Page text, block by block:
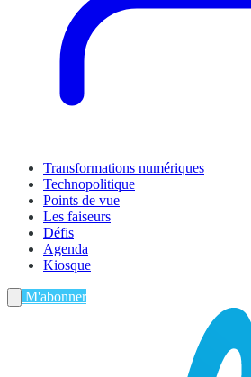
Transformations numériques
Technopolitique
Points de vue
Les faiseurs
Défis
Agenda
Kiosque
M'abonner